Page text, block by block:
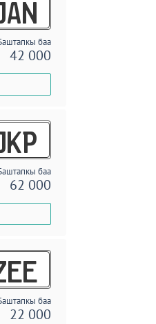
баа
42 000
баа
62 000
баа
22 000